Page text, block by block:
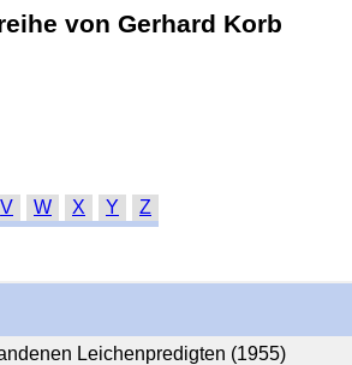
von Gerhard Korb
V W X Y Z
Leichenpredigten (1955)